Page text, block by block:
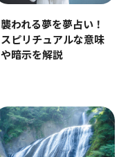
襲われる夢を夢占い！
スピリチュアルな意味
や暗示を解説